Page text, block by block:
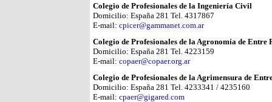
Colegio de Profesionales de la Ingeniería Civil
Domicilio: España 281 Tel. 4317867
E-mail: cpicer@gammanet.com.ar
Colegio de Profesionales de la Agronomía de Entre
Domicilio: España 281 Tel. 4223159
E-mail: copaer@copaer.org.ar
Colegio de Profesionales de la Agrimensura de
Domicilio: España 281 Tel. 4233341 / 4235160
E-mail: cpaer@gigared.com